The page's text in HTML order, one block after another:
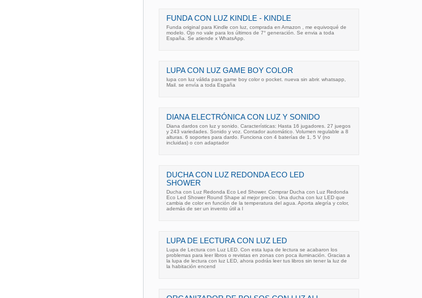
FUNDA CON LUZ KINDLE - KINDLE
Funda original para Kindle con luz, comprada en Amazon , me equivoqué de
modelo. Ojo no vale para los últimos de 7° generación. Se envia a toda
España. Se atiende x WhatsApp.
LUPA CON LUZ GAME BOY COLOR
lupa con luz válida para game boy color o pocket. nueva sin abrir. whatsapp,
Mail. se envía a toda España
DIANA ELECTRÓNICA CON LUZ Y SONIDO
Diana dardos con luz y sonido. Características: Hasta 16 jugadores. 27 juegos
y 243 variedades. Sonido y voz. Contador automático. Volumen regulable a 8
alturas. 6 soportes para dardo. Funciona con 4 baterías de 1, 5 V (no
incluidas) o con adaptador
DUCHA CON LUZ REDONDA ECO LED
SHOWER
Ducha con Luz Redonda Eco Led Shower. Comprar Ducha con Luz Redonda
Eco Led Shower Round Shape al mejor precio. Una ducha con luz LED que
cambia de color en función de la temperatura del agua. Aporta alegría y color,
además de ser un invento útil a l
LUPA DE LECTURA CON LUZ LED
Lupa de Lectura con Luz LED. Con esta lupa de lectura se acabaron los
problemas para leer libros o revistas en zonas con poca iluminación. Gracias a
la lupa de lectura con luz LED, ahora podrás leer tus libros sin tener la luz de
la habitación encend